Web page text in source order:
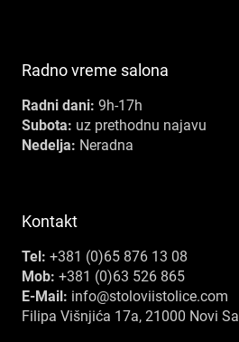
Radno vreme salona
Radni dani: 9h-17h
Subota: uz prethodnu najavu
Nedelja: Neradna
Kontakt
Tel: +381 (0)65 876 13 08
Mob: +381 (0)63 526 865
E-Mail: info@stoloviistolice.com
Filipa Višnjića 17a, 21000 Novi